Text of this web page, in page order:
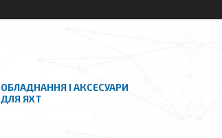
ОБЛАДНАННЯ І АКСЕСУАРИ
ДЛЯ ЯХТ